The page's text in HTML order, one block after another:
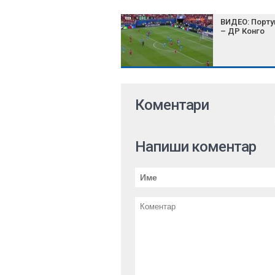
ВИДЕО:
– ДР Конго
Коментари
Напиши коментар